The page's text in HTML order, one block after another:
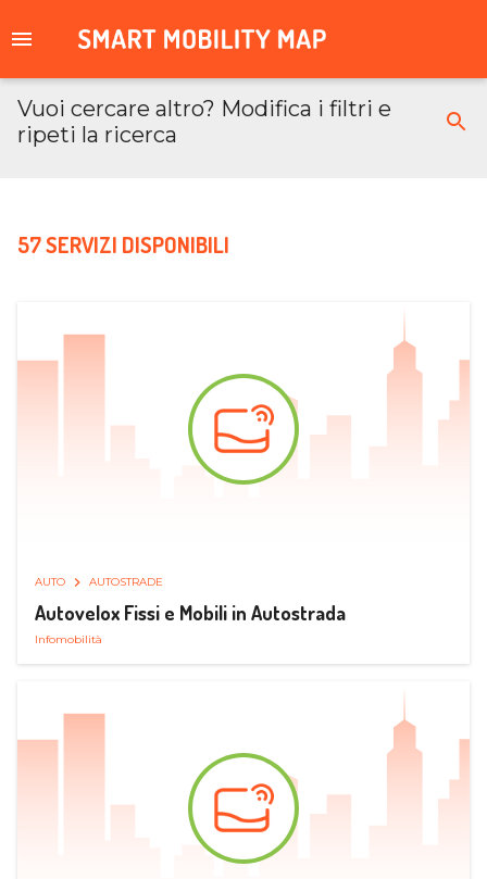
Vuoi cercare altro? Modifica i filtri e
ripeti la ricerca
57 SERVIZI DISPONIBILI
AUTO AUTOSTRADE
Autovelox Fissi e Mobili in Autostrada
Infomobilità